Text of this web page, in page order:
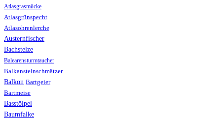
Atlasgrasmücke
Atlasgrünspecht
Atlasohrenlerche
Austernfischer
Bachstelze
Balearensturmtaucher
Balkansteinschmätzer
Balkon Bartgeier
Bartmeise
Basstölpel
Baumfalke